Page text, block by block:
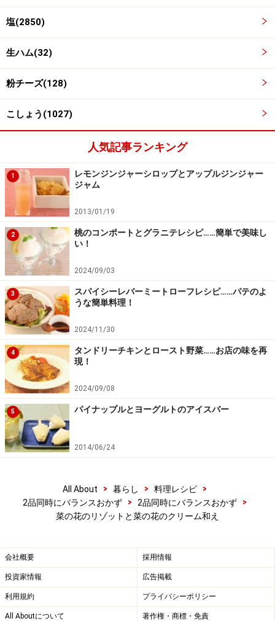
にんにくはみじん切りにし、マッシュルームは石付きを
とって薄切りにする。
4
鍋ににんにく・オリーブ油を熱し、香りが出たらマッシ
ュルームを加え炒める。
塩(2850)
生ハム(32)
粉チーズ(128)
こしょう(1027)
人気記事ランキング
1
レモンジンジャーシロップとアップルジンジャー
ジャム
2013/01/19
2
桃のコンポートとグラニテレシピ……簡単で美味し
い！
2024/09/03
3
スパイシーレバーミートローフレシピ……パテのよ
うな簡単料理！
2024/11/30
4
タンドリーチキンとロースト野菜……お店の味を再
現！
2024/09/08
5 パイナップルとヨーグルトのアイスバー
2014/06/24
All About > 暮らし > 料理レシピ
>
2品同時にバランスおかず
> 2品同時にバランスおかず
>
菜の花のリゾットと菜の花のクリーム和え
会社概要 採用情報
投資家情報 広告掲載
利用規約 プライバシーポリシー
All Aboutについて 著作権・商標・免責